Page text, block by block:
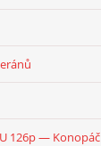
126p — Konopáč